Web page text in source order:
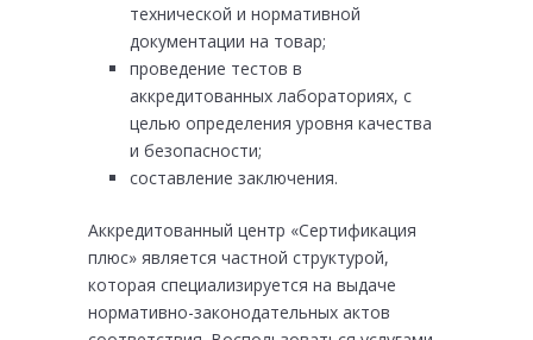
технической и нормативной
документации на товар;
проведение тестов в
аккредитованных лабораториях, с
целью определения уровня качества
и безопасности;
составление заключения.
Аккредитованный центр «Сертификация
плюс» является частной структурой,
которая специализируется на выдаче
нормативно-законодательных актов